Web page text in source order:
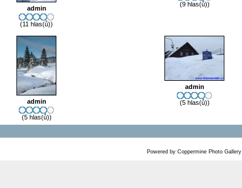
admin
(11 hlas(ů))
(9 hlas(ů))
admin
(5 hlas(ů))
admin
(5 hlas(ů))
Powered by Coppermine Photo Gallery